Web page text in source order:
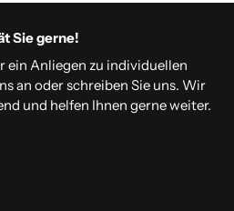
Sie gerne!
ein Anliegen zu individuellen
an oder schreiben Sie uns. Wir
und helfen Ihnen gerne weiter.